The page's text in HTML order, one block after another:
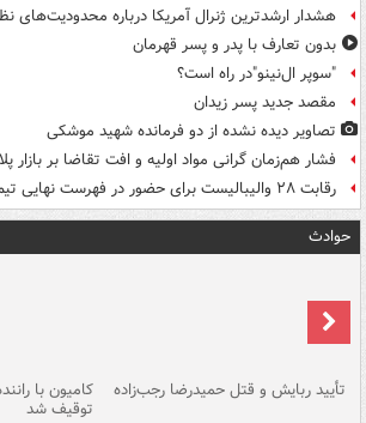
هشدار ارشدترین ژنرال آمریکا درباره محدودیت‌های
بدون تعارف با پدر و پسر قهرمان
"سوپر ال‌نینو"در راه است؟
مقصد جدید پسر زیدان
تصاویر دیده‌ نشده از دو فرمانده شهید موشکی
فشار هم‌زمان گرانی مواد اولیه و افت تقاضا بر بازار
رقابت ۲۸ والیبالیست برای حضور در فهرست نهایی تیم ملی
حوادث
تأیید ربایش و قتل حمیدرضا رجب‌زاده
توقیف شد